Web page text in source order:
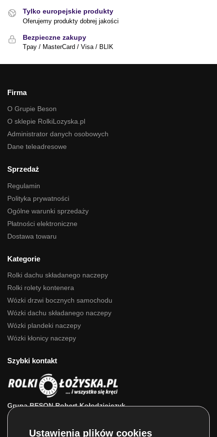
Tylko europejskie produkty
Oferujemy produkty dobrej jakości
Bezpieczne zakupy
Tpay / MasterCard / Visa / BLIK
Firma
O Grupie Beson
O sklepie RolkiLozyska.pl
Administrator danych osobowych
Dane teleadresowe
Sprzedaż
Regulamin
Polityka prywatności
Ogólne warunki sprzedaży
Płatności elektroniczne
Dostawa towaru
Kategorie
Rolki dachu składanego naczepy
Rolki rolety kontenera
Wózki drzwi bocznych samochodu
Wózki dachu składanego naczepy
Wózki plandeki naczepy
Wózki kłonicy naczepy
Szybki kontakt
Grupa BESON Robert Kołodziejczyk
ul. Powstańców Wlkp. 63a